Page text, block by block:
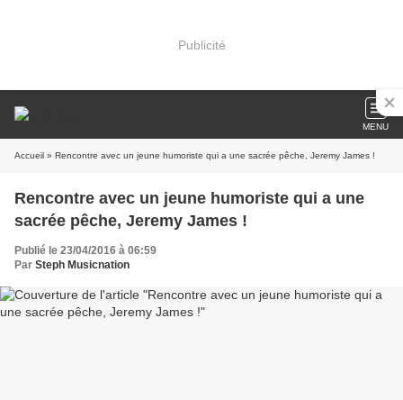
Publicité
MENU
Accueil » Rencontre avec un jeune humoriste qui a une sacrée pêche, Jeremy James !
Rencontre avec un jeune humoriste qui a une
sacrée pêche, Jeremy James !
Publié le 23/04/2016 à 06:59
Par Steph Musicnation